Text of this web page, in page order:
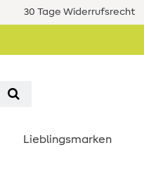
30 Tage Widerrufsrecht
Lieblingsmarken